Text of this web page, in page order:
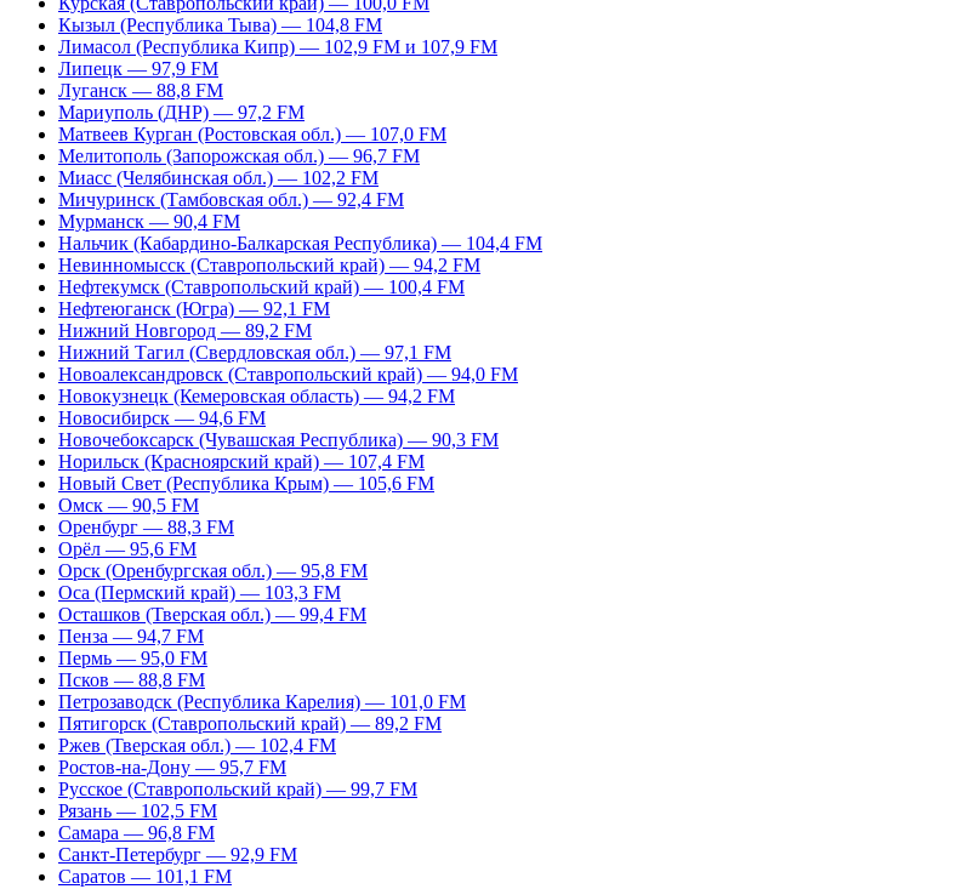
Кызыл (Республика Тыва) — 104,8 FM
Лимасол (Республика Кипр) — 102,9 FM и 107,9 FM
Липецк — 97,9 FM
Луганск — 88,8 FM
Мариуполь (ДНР) — 97,2 FM
Матвеев Курган (Ростовская обл.) — 107,0 FM
Мелитополь (Запорожская обл.) — 96,7 FM
Миасс (Челябинская обл.) — 102,2 FM
Мичуринск (Тамбовская обл.) — 92,4 FM
Мурманск — 90,4 FM
Нальчик (Кабардино-Балкарская Республика) — 104,4 FM
Невинномысск (Ставропольский край) — 94,2 FM
Нефтекумск (Ставропольский край) — 100,4 FM
Нефтеюганск (Югра) — 92,1 FM
Нижний Новгород — 89,2 FM
Нижний Тагил (Свердловская обл.) — 97,1 FM
Новоалександровск (Ставропольский край) — 94,0 FM
Новокузнецк (Кемеровская область) — 94,2 FM
Новосибирск — 94,6 FM
Новочебоксарск (Чувашская Республика) — 90,3 FM
Норильск (Красноярский край) — 107,4 FM
Новый Свет (Республика Крым) — 105,6 FM
Омск — 90,5 FM
Оренбург — 88,3 FM
Орёл — 95,6 FM
Орск (Оренбургская обл.) — 95,8 FM
Оса (Пермский край) — 103,3 FM
Осташков (Тверская обл.) — 99,4 FM
Пенза — 94,7 FM
Пермь — 95,0 FM
Псков — 88,8 FM
Петрозаводск (Республика Карелия) — 101,0 FM
Пятигорск (Ставропольский край) — 89,2 FM
Ржев (Тверская обл.) — 102,4 FM
Ростов-на-Дону — 95,7 FM
Русское (Ставропольский край) — 99,7 FM
Рязань — 102,5 FM
Самара — 96,8 FM
Санкт-Петербург — 92,9 FM
Саратов — 101,1 FM